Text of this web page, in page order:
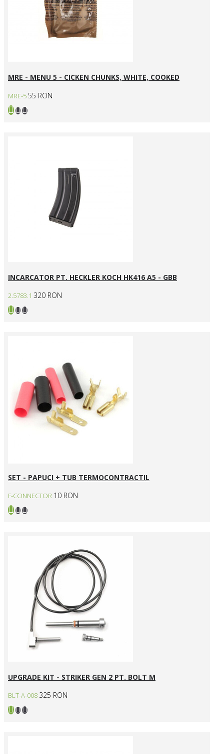
MRE - MENU 5 - CICKEN CHUNKS, WHITE, COOKED
MRE-555 RON
INCARCATOR PT. HECKLER KOCH HK416 A5 - GBB
2.5783.1 320 RON
SET - PAPUCI + TUB TERMOCONTRACTIL
F-CONNECTOR 10 RON
UPGRADE KIT - STRIKER GEN 2 PT. BOLT M
BLT-A-008 325 RON